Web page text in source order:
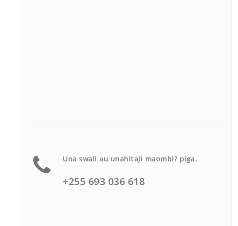
Una swali au unahitaji maombi? piga.
+255 693 036 618